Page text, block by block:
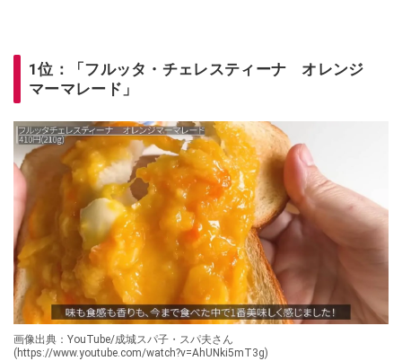
1位：「フルッタ・チェレスティーナ オレンジ
マーマレード」
画像出典：YouTube/成城スパ子・スパ夫さん
(https://www.youtube.com/watch?v=AhUNki5mT3g)